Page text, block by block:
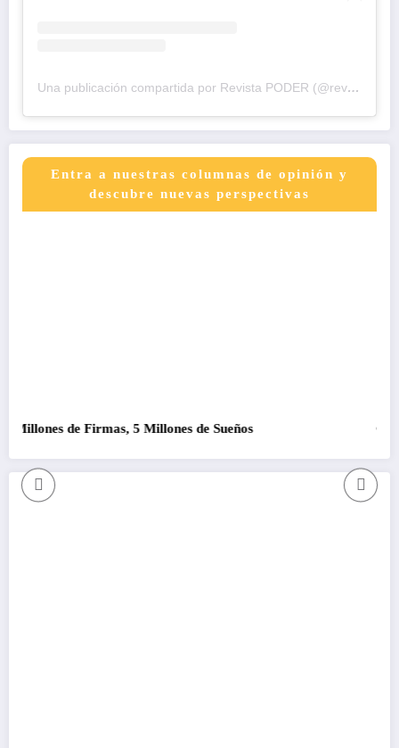
Una publicación compartida por Revista PODER (@revistapodercol)
Entra a nuestras columnas de opinión y
descubre nuevas perspectivas
de Firmas, 5 Millones de Sueños Como que